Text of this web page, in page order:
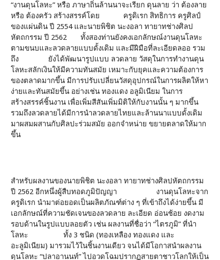
“งานดุนโลหะ” หรือ ภาษาถิ่นล้านนาจะเรียก ดุนลาย ว่า ต้องลาย
หรือ ต้องครัว สร้างสรรค์โดย ครูดิเรก สิทธิการ ครูศิลป์
ของแผ่นดิน ปี 2554 และนายพิชิต นะงอลา ทายาทช่างศิลป
หัตถกรรม ปี 2562 ทั้งสองท่านยังคงเอกลักษณ์งานดุนโลหะ
ตามขนบและลวดลายแบบดั้งเดิม และมีฝีมือที่ละเอียดลออ รวม
ถึง ยังได้พัฒนารูปแบบ ลวดลาย วัสดุในการทำงานดุน
โลหะสลักเงินให้มีความทันสมัย เหมาะกับยุคและความต้องการ
ของตลาดมากขึ้น มีการปรับเปลี่ยนวัสดุอุปกรณ์ในการผลิตให้หา
ง่ายและทันสมัยขึ้น อย่างเช่น ทองแดง อลูมิเนียม ในการ
สร้างสรรค์ชิ้นงาน เพื่อเพิ่มสีสันเพิ่มมิติให้กับงานนั้น ๆ มากขึ้น
รวมถึงลวดลายได้มีการนำลวดลายไทยและล้านนาแบบดั้งเดิม
มาผสมผสานกับศิลปะร่วมสมัย ออกจำหน่าย ขยายตลาดให้มาก
ขึ้น
สำหรับผลงานของนายพิชิต นะงอลา ทายาทช่างศิลปหัตถกรรม
ปี 2562 อีกหนึ่งผู้สืบทอดภูมิปัญญา งานดุนโลหะจาก
ครูดิเรก นำมาต่อยอดเป็นผลิตภัณฑ์ต่าง ๆ ที่เข้าถึงได้ง่ายขึ้น มี
เอกลักษณ์ที่ความชัดเจนของลวดลาย ละเอียด อ่อนช้อย งดงาม
รอบด้านในรูปแบบลอยตัว เช่น ผลงานที่ชื่อว่า “ไตรภูมิ” ที่นำ
โลหะ ทั้ง 3 ชนิด (ทองเหลือง ทองแดง และ
อะลูมิเนียม) มารวมไว้ในชิ้นงานเดียว จนได้มีโอกาสนำผลงาน
ดุนโลหะ “ปลาอานนท์” ไปอวดโฉมปรากฏสายตาชาวโลกให้เป็น